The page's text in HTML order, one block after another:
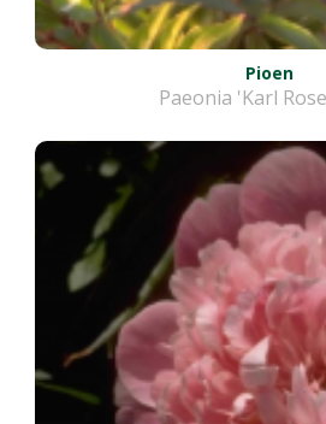
Pioen
Paeonia 'Karl